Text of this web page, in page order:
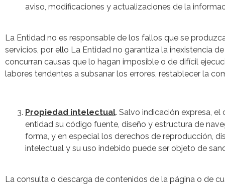
aviso, modificaciones y actualizaciones de la
La Entidad no es responsable de los fallos que se
servicios, por ello La Entidad no garantiza la inexistencia
concurran causas que lo hagan imposible o de difícil
labores tendentes a subsanar los errores, restablecer la
Propiedad intelectual. Salvo indicación expresa,
entidad su código fuente, diseño y estructura de
forma, y en especial los derechos de reproducción,
intelectual y su uso indebido puede ser objeto de
La consulta o descarga de contenidos de la página o de